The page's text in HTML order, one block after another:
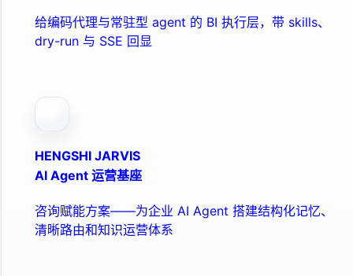
给编码代理与常驻型 agent 的 BI 执行层，带 skills、
dry-run 与 SSE 回显
HENGSHI JARVIS
AI Agent 运营基座
咨询赋能方案——为企业 AI Agent 搭建结构化记忆、
清晰路由和知识运营体系